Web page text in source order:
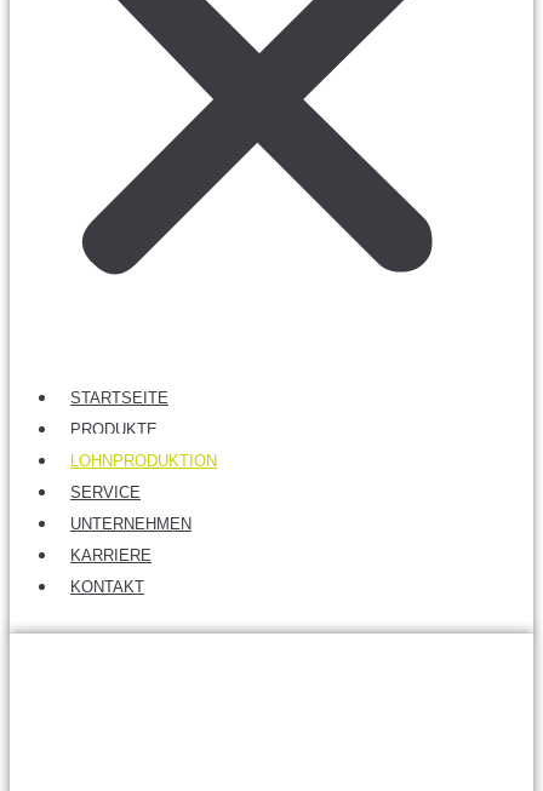
STARTSEITE
PRODUKTE
LOHNPRODUKTION
SERVICE
UNTERNEHMEN
KARRIERE
KONTAKT